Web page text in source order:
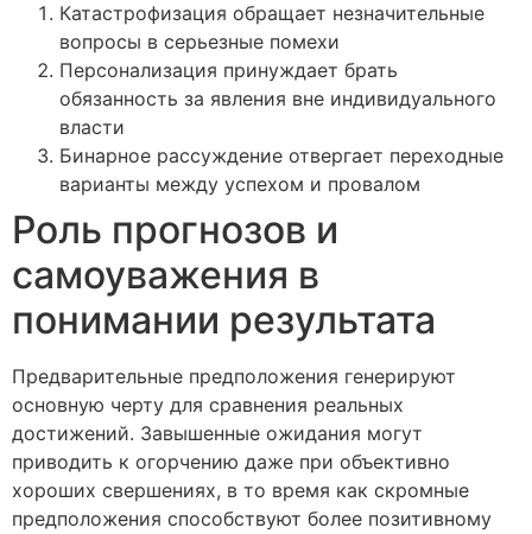
Катастрофизация обращает незначительные
вопросы в серьезные помехи
Персонализация принуждает брать
обязанность за явления вне индивидуального
власти
Бинарное рассуждение отвергает переходные
варианты между успехом и провалом
Роль прогнозов и
самоуважения в
понимании результата
Предварительные предположения генерируют
основную черту для сравнения реальных
достижений. Завышенные ожидания могут
приводить к огорчению даже при объективно
хороших свершениях, в то время как скромные
предположения способствуют более позитивному